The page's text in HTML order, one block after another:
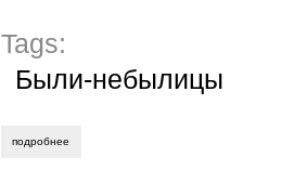
Tags:
Были-небылицы
подробнее